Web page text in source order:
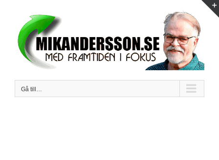
innehållet
Gå till…